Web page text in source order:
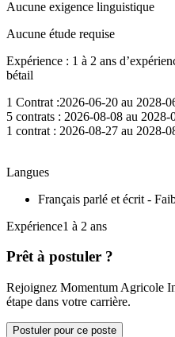
Aucune exigence linguistique
Aucune étude requise
Expérience : 1 à 2 ans
bétail
1 Contrat :2026-06-20 au 2028-
5 contrats : 2026-08-08 au 2028-
1 contrat : 2026-08-27 au 2028-
Langues
Français parlé et écrit -
Expérience1 à 2 ans
Prêt à postuler ?
Rejoignez Momentum Agricole
étape dans votre carrière.
Postuler pour ce poste